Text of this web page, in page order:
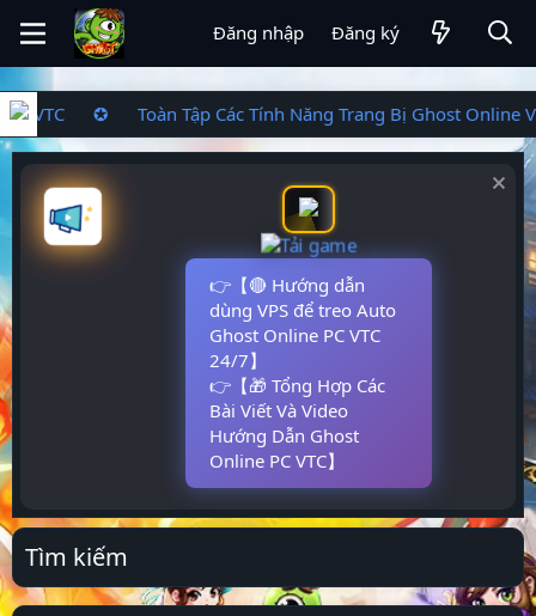
Đăng nhập Đăng ký
VTC ✪ Toàn Tập Các Tính Năng Trang Bị Ghost
👉【🔴 Hướng dẫn
dùng VPS để treo Auto
Ghost Online PC VTC
24/7】
👉【🎁 Tổng Hợp Các
Bài Viết Và Video
Hướng Dẫn Ghost
Online PC VTC】
Tìm kiếm